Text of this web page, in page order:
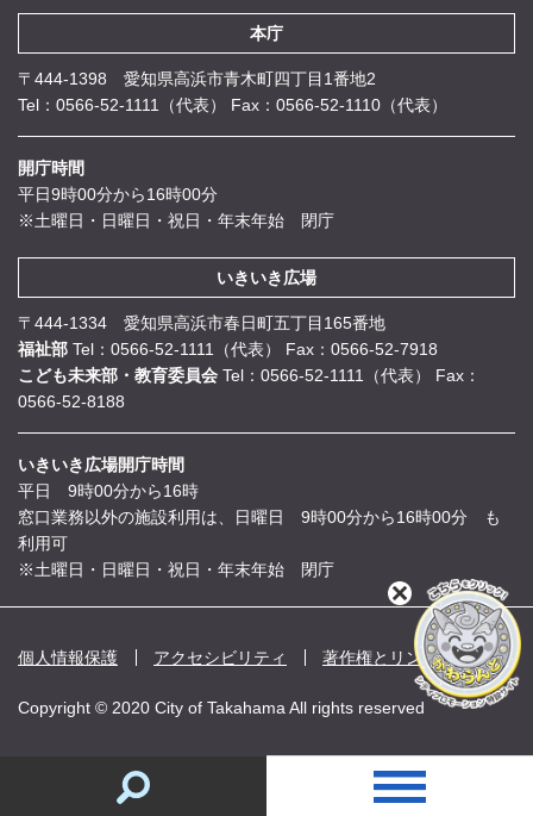
本庁
〒444-1398 愛知県高浜市青木町四丁目1番地2
Tel：0566-52-1111（代表）
Fax：0566-52-1110（代表）
開庁時間
平日9時00分から16時00分
※土曜日・日曜日・祝日・年末年始 閉庁
いきいき広場
〒444-1334 愛知県高浜市春日町五丁目165番地
福祉部 Tel：0566-52-1111（代表）
Fax：0566-52-7918
こども未来部・教育委員会 Tel：0566-52-1111（代表）
Fax：
0566-52-8188
いきいき広場開庁時間
平日 9時00分から16時
窓口業務以外の施設利用は、日曜日 9時00分から16時00分 も
利用可
※土曜日・日曜日・祝日・年末年始 閉庁
個人情報保護 アクセシビリティ 著作権とリンク
Copyright © 2020 City of Takahama All rights reserved
閉